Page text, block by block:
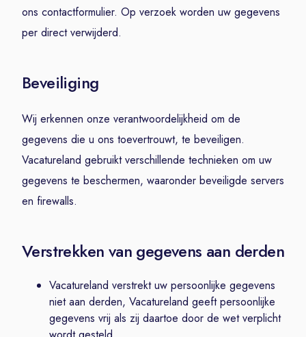
ons contactformulier. Op verzoek worden uw gegevens
per direct verwijderd.
Beveiliging
Wij erkennen onze verantwoordelijkheid om de
gegevens die u ons toevertrouwt, te beveiligen.
Vacatureland gebruikt verschillende technieken om uw
gegevens te beschermen, waaronder beveiligde servers
en firewalls.
Verstrekken van gegevens aan derden
Vacatureland verstrekt uw persoonlijke gegevens
niet aan derden, Vacatureland geeft persoonlijke
gegevens vrij als zij daartoe door de wet verplicht